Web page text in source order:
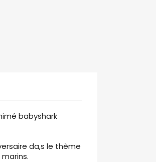
babyshark
da,s le thème